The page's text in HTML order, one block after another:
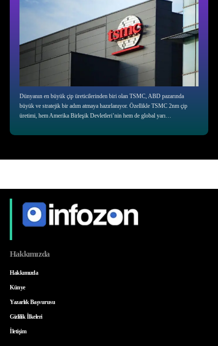
Dünyanın en büyük çip üreticilerinden biri olan TSMC, ABD pazarında
büyük ve stratejik bir adım atmaya hazırlanıyor. Özellikle TSMC 2nm çip
üretimi, hem Amerika Birleşik Devletleri’nin hem de global yarı…
Hakkımızda
Hakkımızda
Künye
Yazarlık Başvurusu
Gizlilik İlkeleri
İletişim